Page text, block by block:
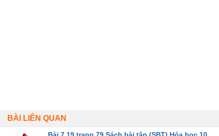
BÀI LIÊN QUAN